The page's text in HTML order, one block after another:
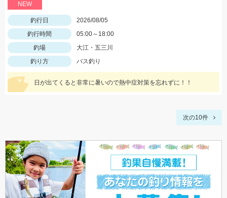
NEW
釣行日
2026/08/05
釣行時間
05:00～18:00
釣場
大江・五三川
釣り方
バス釣り
日が出てくると非常に暑いので熱中症対策を忘れずに！！
次の10件